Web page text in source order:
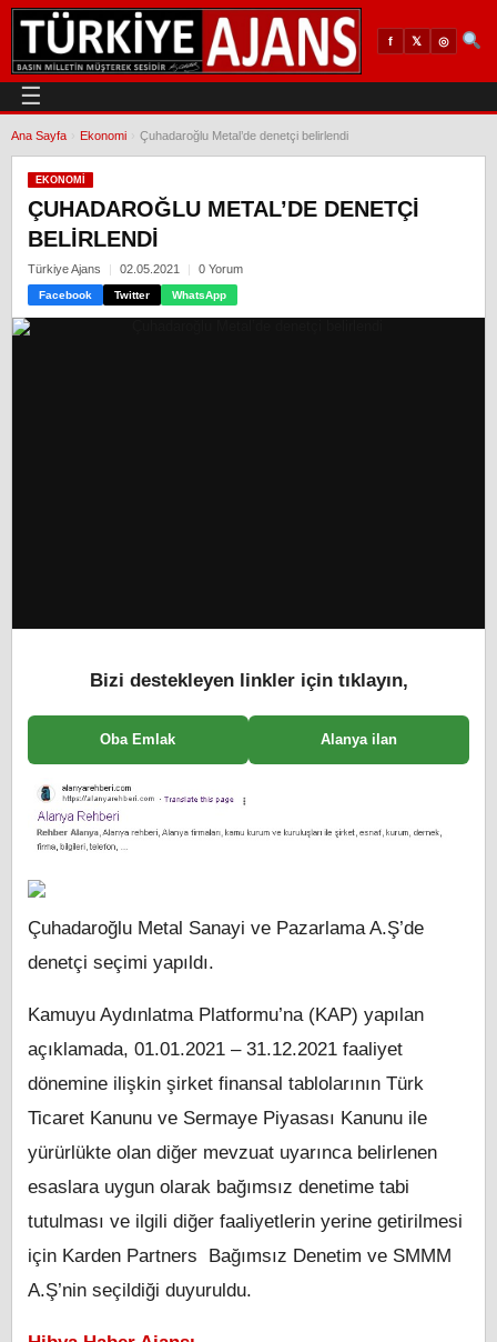
f 𝕏 ◎
☰
Ana Sayfa Ekonomi Çuhadaroğlu Metal’de denetçi belirlendi
EKONOMI
ÇUHADAROĞLU METAL’DE DENETÇI
BELIRLENDI
Türkiye Ajans 02.05.2021 0 Yorum
Facebook Twitter WhatsApp
Bizi destekleyen linkler için tıklayın,
Oba Emlak Alanya ilan
Çuhadaroğlu Metal Sanayi ve Pazarlama A.Ş’de
denetçi seçimi yapıldı.
Kamuyu Aydınlatma Platformu’na (KAP) yapılan
açıklamada, 01.01.2021 – 31.12.2021 faaliyet
dönemine ilişkin şirket finansal tablolarının Türk
Ticaret Kanunu ve Sermaye Piyasası Kanunu ile
yürürlükte olan diğer mevzuat uyarınca belirlenen
esaslara uygun olarak bağımsız denetime tabi
tutulması ve ilgili diğer faaliyetlerin yerine getirilmesi
için Karden Partners Bağımsız Denetim ve SMMM
A.Ş’nin seçildiği duyuruldu.